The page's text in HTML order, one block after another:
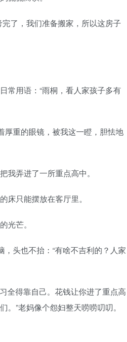
了，我们准备搬家，所以这房子
常用语：“雨桐，看人家孩子多有
厚重的眼镜，被我这一瞪，胆怯地
弄进了一所重点高中。
只能摆放在客厅里。
光芒。
头也不抬：“有啥不吉利的？人家
全得靠自己。花钱让你进了重点高
”老妈像个怨妇整天唠唠叨叨。